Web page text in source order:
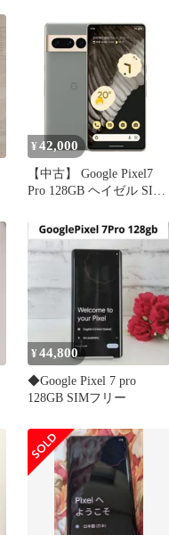
¥ 42,000
【中古】 Google Pixel7
Pro 128GB ヘイゼル SIM
【送料無料】
gp7pauhz7mtm
¥44,800
◆Google Pixel 7 pro
128GB SIMフリー